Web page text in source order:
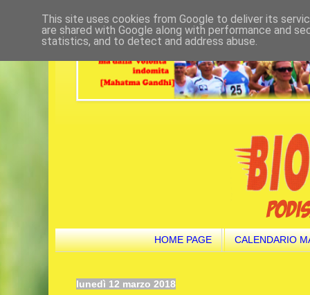
HOME PAGE CALENDARIO
lunedì 12 marzo 2018
This site uses cookies from Google to deliver its
are shared with Google along with performance and
statistics, and to detect and address abuse.